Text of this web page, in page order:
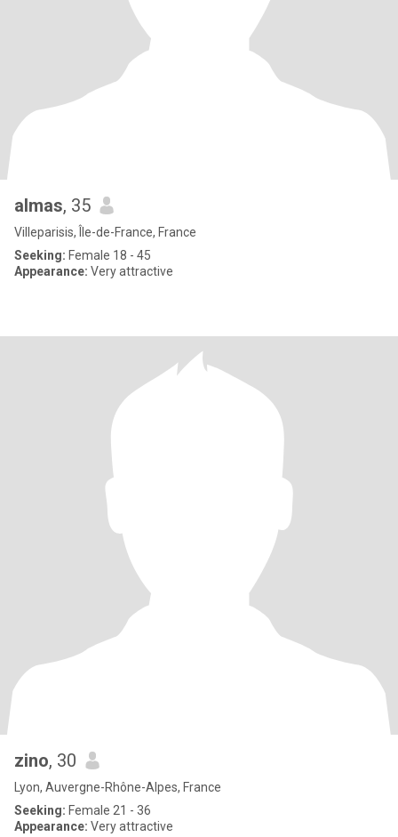
almas, 35
Villeparisis, Île-de-France, France
Seeking: Female 18 - 45
Appearance: Very attractive
zino, 30
Lyon, Auvergne-Rhône-Alpes, France
Seeking: Female 21 - 36
Appearance: Very attractive